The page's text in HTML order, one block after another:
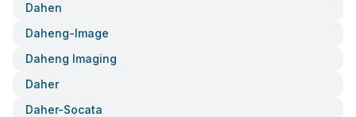
Dahen
Daheng-Image
Daheng Imaging
Daher
Daher-Socata